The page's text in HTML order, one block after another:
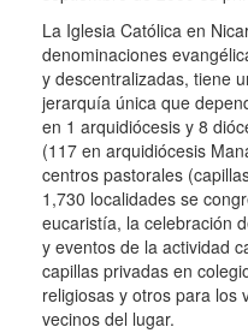
La Iglesia Católica en
denominaciones
y descentralizadas, tiene
jerarquía única que
en 1 arquidiócesis y 8
(117 en arquidiócesis
centros pastorales
1,730 localidades se
eucaristía, la celebración
y eventos de la actividad
capillas privadas en
religiosas y otros para los
vecinos del lugar.